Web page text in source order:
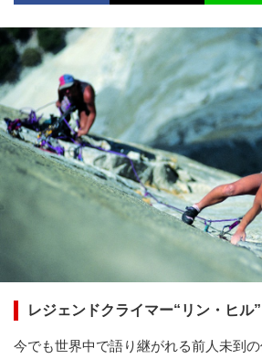
レジェンドクライマー“リン・ヒル”
今でも世界中で語り継がれる前人未到